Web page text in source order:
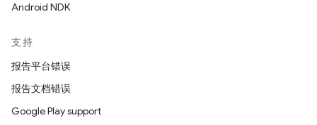
Android NDK
支持
报告平台错误
报告文档错误
Google Play support